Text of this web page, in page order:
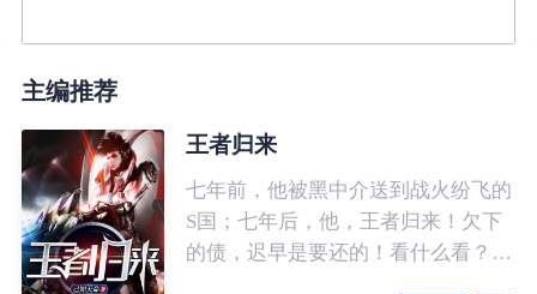
主编推荐
王者归来
七年前，他被黑中介送到战火纷飞的
S国；七年后，他，王者归来！欠下
的债，迟早是要还的！看什么看？说